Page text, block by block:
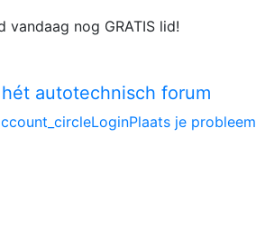
vandaag nog GRATIS lid!
Plaats je probleem
Login